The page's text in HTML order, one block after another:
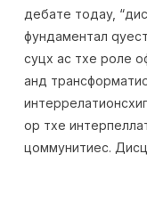
дебате тодаy,
фундаментал
суцх ас тхе роле
анд
ор тхе
цоммунитиес.